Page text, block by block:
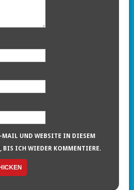
MAIL UND WEBSITE IN DIESEM
BIS ICH WIEDER KOMMENTIERE.